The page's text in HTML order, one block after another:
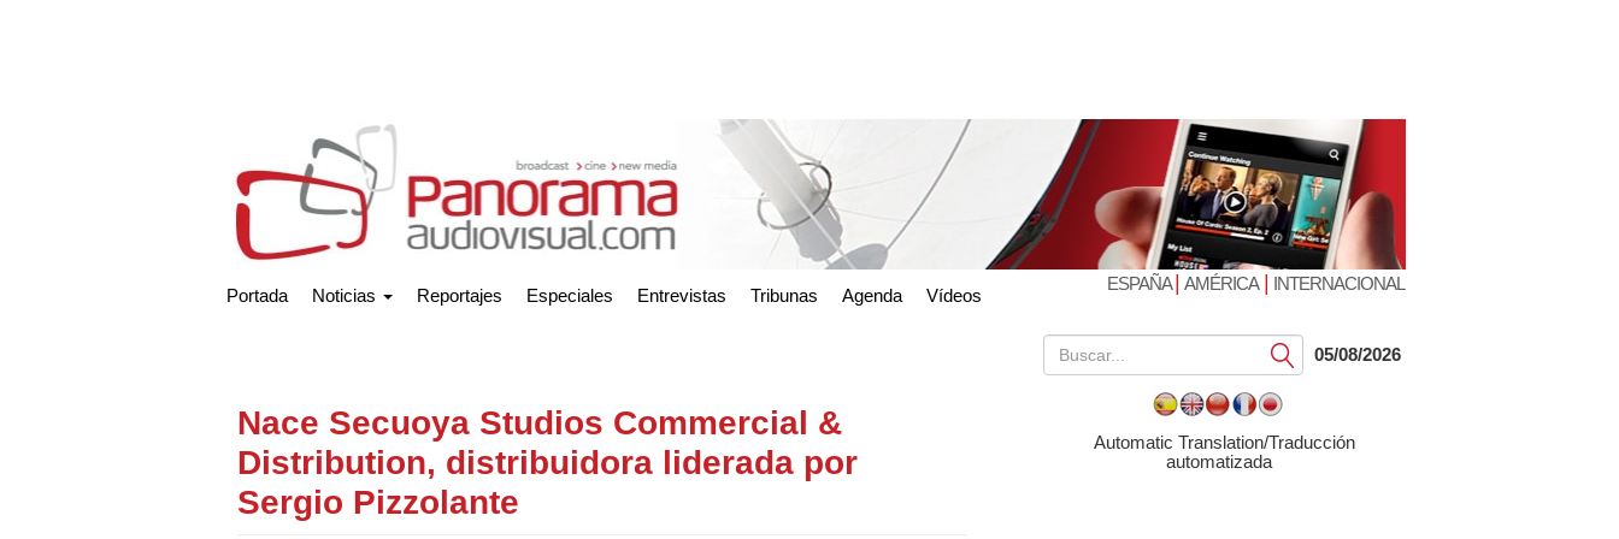
Portada Noticias Reportajes Especiales Entrevistas Tribunas Agenda Vídeos
ESPAÑA| AMÉRICA| INTERNACIONAL
Nace Secuoya Studios Commercial &
Distribution, distribuidora liderada por
Sergio Pizzolante
Submit05/08/2026
Automatic Translation/Traducción
automatizada